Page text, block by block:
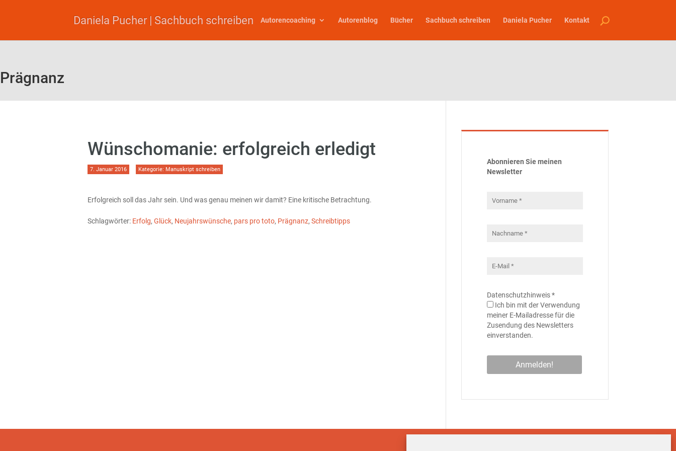
Daniela Pucher | Sachbuch schreiben Autorencoaching Autorenblog Bücher Sachbuch schreiben Daniela Pucher Kontakt
Prägnanz
Wünschomanie: erfolgreich erledigt
7. Januar 2016 Kategorie: Manuskript schreiben
Erfolgreich soll das Jahr sein. Und was genau meinen wir damit? Eine kritische Betrachtung.
Schlagwörter: Erfolg,Glück, Neujahrswünsche, pars pro toto, Prägnanz,Schreibtipps
Abonnieren Sie meinen
Newsletter
Datenschutzhinweis*
Ich bin mit der Verwendung
meiner E-Mailadresse für die
Zusendung des Newsletters
einverstanden.